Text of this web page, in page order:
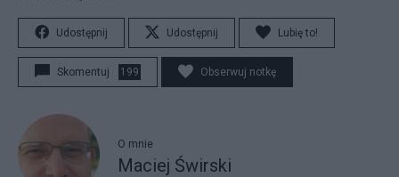
Udostępnij Udostępnij Lubię to!
Skomentuj 199 Obserwuj notkę
O mnie
Maciej Świrski